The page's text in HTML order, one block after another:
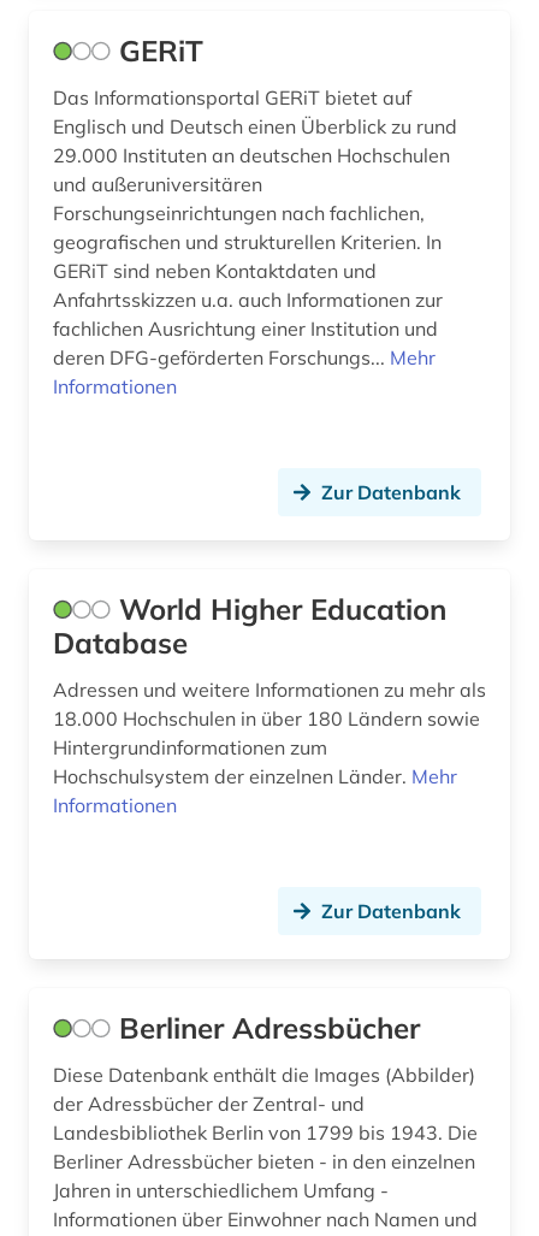
GERiT
Das Informationsportal GERiT bietet auf
Englisch und Deutsch einen Überblick zu rund
29.000 Instituten an deutschen Hochschulen
und außeruniversitären
Forschungseinrichtungen nach fachlichen,
geografischen und strukturellen Kriterien. In
GERiT sind neben Kontaktdaten und
Anfahrtsskizzen u.a. auch Informationen zur
fachlichen Ausrichtung einer Institution und
deren DFG-geförderten Forschungs... Mehr
Informationen
Zur Datenbank
World Higher Education
Database
Adressen und weitere Informationen zu mehr als
18.000 Hochschulen in über 180 Ländern sowie
Hintergrundinformationen zum
Hochschulsystem der einzelnen Länder. Mehr
Informationen
Zur Datenbank
Berliner Adressbücher
Diese Datenbank enthält die Images (Abbilder)
der Adressbücher der Zentral- und
Landesbibliothek Berlin von 1799 bis 1943. Die
Berliner Adressbücher bieten - in den einzelnen
Jahren in unterschiedlichem Umfang -
Informationen über Einwohner nach Namen und